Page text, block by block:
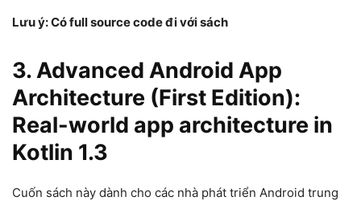
Lưu ý: Có full source code đi với sách
3. Advanced Android App
Architecture (First Edition):
Real-world app architecture in
Kotlin 1.3
Cuốn sách này dành cho các nhà phát triển Android trung